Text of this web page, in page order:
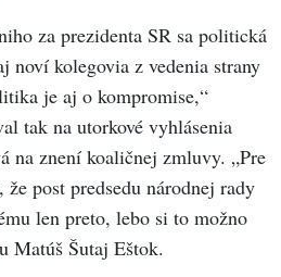
za prezidenta SR sa politická
noví kolegovia z vedenia strany
je aj o kompromise,“
tak na utorkové vyhlásenia
na znení koaličnej zmluvy. „Pre
post predsedu národnej rady
len preto, lebo si to možno
Matúš Šutaj Eštok.